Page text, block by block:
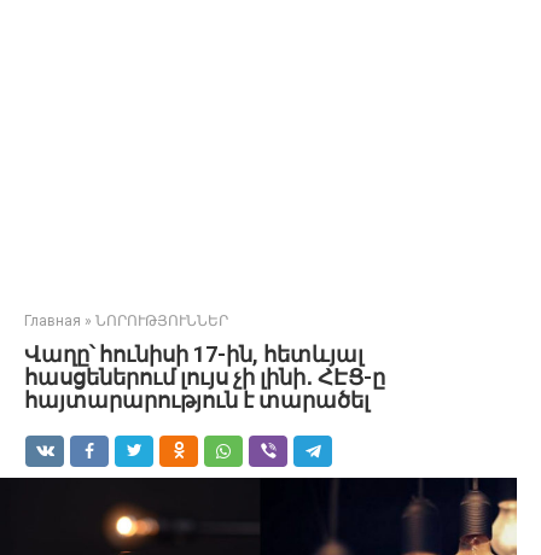
Главная » ՆՈՐՈՒԹՅՈՒՆՆԵՐ
Վաղը՝ հունիսի 17-ին, հետևյալ
հասցեներում լույս չի լինի․ ՀԷՑ-ը
հայտարարություն է տարածել